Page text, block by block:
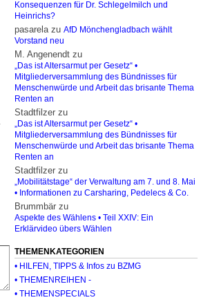
Konsequenzen für Dr. Schlegelmilch und
Heinrichs?
pasarelazu AfD Mönchengladbach wählt
Vorstand neu
M. Angenendt zu
„Das ist Altersarmut per Gesetz“ •
Mitgliederversammlung des Bündnisses für
Menschenwürde und Arbeit das brisante Thema
Renten an
Stadtfilzer zu
„Das ist Altersarmut per Gesetz“ •
Mitgliederversammlung des Bündnisses für
Menschenwürde und Arbeit das brisante Thema
Renten an
Stadtfilzer zu
„Mobilitätstage“ der Verwaltung am 7. und 8. Mai
• Informationen zu Carsharing, Pedelecs & Co.
Brummbär zu
Aspekte des Wählens • Teil XXIV: Ein
Erklärvideo übers Wählen
THEMENKATEGORIEN
• HILFEN, TIPPS & Infos zu BZMG
• THEMENREIHEN -
• THEMENSPECIALS